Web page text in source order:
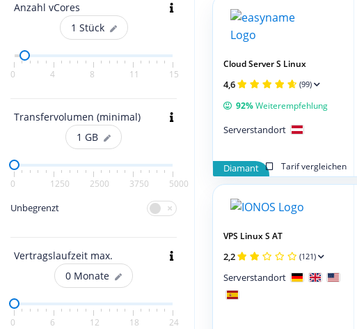
Anzahl vCores
1 Stück
0 4 8 11 15
Transfervolumen (minimal)
1 GB
0 1250 2500 3750 5000
Unbegrenzt
Vertragslaufzeit max.
0 Monate
0 6 12 18 24
Diamant Tarif vergleichen
Cloud Server S Linux
4,6 (99)
92%Weiterempfehlung
Serverstandort
VPS Linux S AT
2,2 (121)
Serverstandort